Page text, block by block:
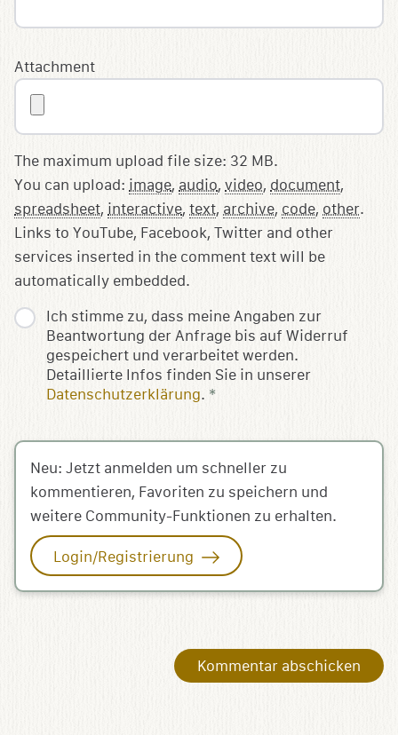
Ich stimme zu, dass meine Angaben zur
Beantwortung der Anfrage bis auf Widerruf
gespeichert und verarbeitet werden.
Detaillierte Infos finden Sie in unserer
Datenschutzerklärung. *
Attachment
The maximum upload file size: 32 MB.
You can upload: image, audio, video, document,
spreadsheet, interactive, text, archive, code, other.
Links to YouTube, Facebook, Twitter and other
services inserted in the comment text will be
automatically embedded.
Neu: Jetzt anmelden um schneller zu
kommentieren, Favoriten zu speichern und
weitere Community-Funktionen zu erhalten.
Login/Registrierung